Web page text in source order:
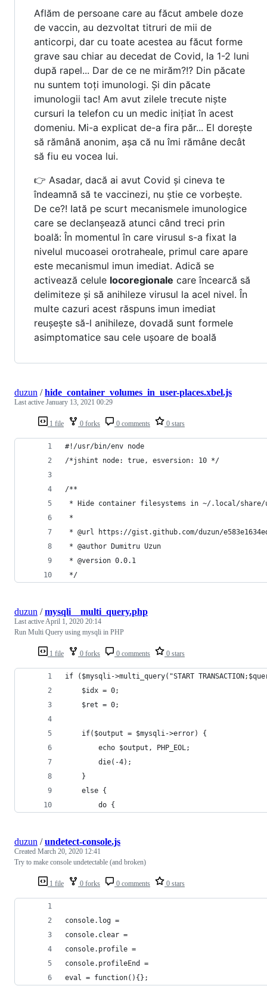
Aflăm de persoane care au făcut ambele doze
de vaccin, au dezvoltat titruri de mii de
anticorpi, dar cu toate acestea au făcut forme
grave sau chiar au decedat de Covid, la 1-2 luni
după rapel... Dar de ce ne mirăm?!? Din păcate
nu suntem toți imunologi. Și din păcate
imunologii tac! Am avut zilele trecute niște
cursuri la telefon cu un medic inițiat în acest
domeniu. Mi-a explicat de-a fira păr... El dorește
să rămână anonim, așa că nu îmi rămâne decât
să fiu eu vocea lui.
👉 Asadar, dacă ai avut Covid și cineva te
îndeamnă să te vaccinezi, nu știe ce vorbește.
De ce?! Iată pe scurt mecanismele imunologice
care se declanșează atunci când treci prin
boală: În momentul în care virusul s-a fixat la
nivelul mucoasei orotraheale, primul care apare
este mecanismul imun imediat. Adică se
activează celule locoregionale care încearcă să
delimiteze și să anihileze virusul la acel nivel. În
multe cazuri acest răspuns imun imediat
reușește să-l anihileze, dovadă sunt formele
asimptomatice sau cele ușoare de boală
1 file 0 forks 0 comments 0 stars
duzun /hide_container_volumes_in_user-places.xbel.js
Last active January 13, 2021 00:29
#!/usr/bin/env node
/*jshint node: true, esversion: 10 */
/**
* Hide container filesystems in ~/.local/share/
*
* @url https://gist.github.com/duzun/
* @author Dumitru Uzun
* @version 0.0.1
*/
1 file 0 forks 0 comments 0 stars
duzun /mysqli__multi_query.php
Last activeApril 1, 2020 20:14
Run Multi Query using mysqli in PHP
if ($mysqli->multi_query("START
    $idx = 0;
    $ret = 0;
    if($output = $mysqli->error) {
        echo $output, PHP_EOL;
        die(-4);
    }
    else {
        do {
1 file 0 forks 0 comments 0 stars
duzun /undetect-console.js
Created March 20, 2020 12:41
Try to make console undetectable (and broken)
console.log =
console.clear =
console.profile =
console.profileEnd =
eval = function(){};